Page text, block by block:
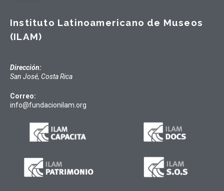
Instituto Latinoamericano de Museos
(ILAM)
Dirección:
San José, Costa Rica
Correo:
info@fundacionilam.org